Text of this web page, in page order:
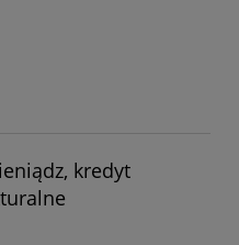
kredyt